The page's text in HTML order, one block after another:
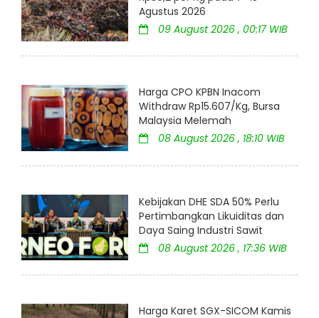
Agustus 2026
09 August 2026 , 00:17 WIB
Harga CPO KPBN Inacom
Withdraw Rp15.607/Kg, Bursa
Malaysia Melemah
08 August 2026 , 18:10 WIB
Kebijakan DHE SDA 50% Perlu
Pertimbangkan Likuiditas dan
Daya Saing Industri Sawit
08 August 2026 , 17:36 WIB
Harga Karet SGX-SICOM Kamis